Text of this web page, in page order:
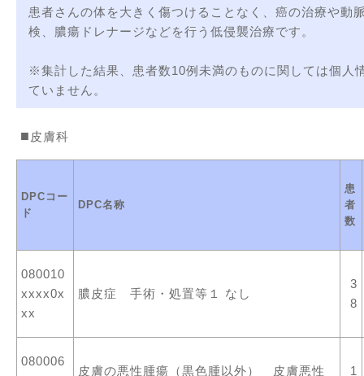
患者さんの体を大きく傷つけることなく、癌の治療や動
検、膿瘍ドレナージなどを行う低侵襲治療です。
※集計した結果、患者数10例未満のものに関しては個人
ていません。
皮膚科
DPCコー
ド
DPC名称
患
者
数
080010
xxxx0x
xx
膿皮症 手術・処置等１ なし
3
8
080006
皮膚の悪性腫瘍（黒色腫以外） 皮膚悪性 1